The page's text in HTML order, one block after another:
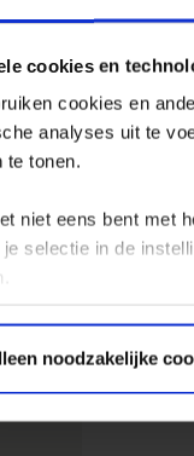
cookies en
cookies en
analyses uit te
te tonen.
niet eens bent met
selectie in de
noodzakelijke
Doe de